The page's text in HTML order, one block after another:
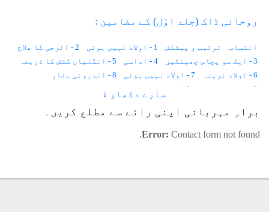
روحانی ڈاک (جلد اوّل) کے مضامین :
انتساب ترتیب و پیشکش 1 - اولاد نہیں ہوتی
2 - الرجی کا علاج
3 - ایک سو پچاس چھینکیں
4 - اداسی
5 - انگلیاں کشش کا ذریعہ
6 - اولاد نرینہ
7 - اولاد نہیں ہوئی
8 - اندرونی بخار
9 - احساس کمتری
10 - استغناء اور کیلوریز
13 - ایب نارمل زندگی
14 - اجمیر شریف کی حاضری
16 - آنکھوں کے سامنے نقطے
سارے دکھاو ↓
براہِ مہربانی اپنی رائے سے مطلع کریں۔
Error: Contact form not found.